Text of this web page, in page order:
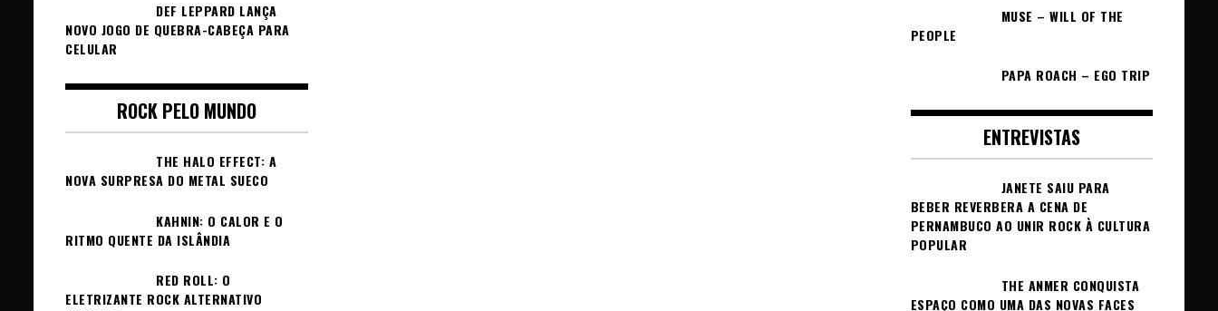
DEF LEPPARD LANÇA
NOVO JOGO DE QUEBRA-CABEÇA PARA
CELULAR
ROCK PELO MUNDO
THE HALO EFFECT: A
NOVA SURPRESA DO METAL SUECO
KAHNIN: O CALOR E O
RITMO QUENTE DA ISLÂNDIA
RED ROLL: O
ELETRIZANTE ROCK ALTERNATIVO
MUSE – WILL OF THE
PEOPLE
PAPA ROACH – EGO TRIP
ENTREVISTAS
JANETE SAIU PARA
BEBER REVERBERA A CENA DE
PERNAMBUCO AO UNIR ROCK À CULTURA
POPULAR
THE ANMER CONQUISTA
ESPAÇO COMO UMA DAS NOVAS FACES